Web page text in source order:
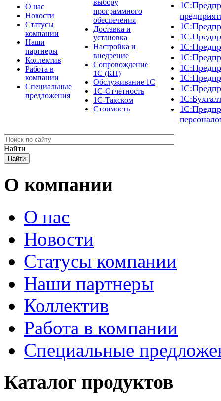
О нас
Новости
Cтатусы
компании
Наши
партнеры
Коллектив
Работа в
компании
Специальные
предложения
выбору
программного
обеспечения
Доставка и
установка
Настройка и
внедрение
Сопровождение
1С (КП)
Обслуживание 1С
1С-Отчетность
1С-Такском
Стоимость
Найти
О компании
О нас
Новости
Cтатусы компании
Наши партнеры
Коллектив
Работа в компании
Специальные
Каталог продуктов